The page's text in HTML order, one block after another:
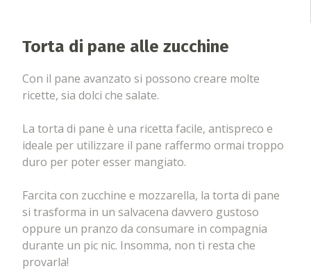
Torta di pane alle zucchine
Con il pane avanzato si possono creare molte
ricette, sia dolci che salate.
La torta di pane è una ricetta facile, antispreco e
ideale per utilizzare il pane raffermo ormai troppo
duro per poter esser mangiato.
Farcita con zucchine e mozzarella, la torta di pane
si trasforma in un salvacena davvero gustoso
oppure un pranzo da consumare in compagnia
durante un pic nic. Insomma, non ti resta che
provarla!